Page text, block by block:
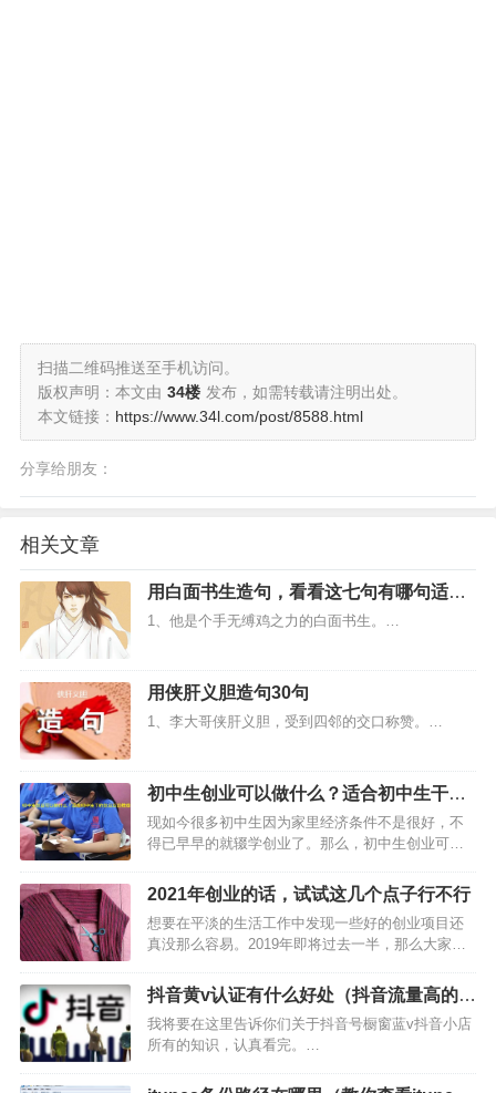
扫描二维码推送至手机访问。
版权声明：本文由 34楼 发布，如需转载请注明出处。
本文链接： https://www.34l.com/post/8588.html
分享给朋友：
相关文章
用白面书生造句，看看这七句有哪句适合
你？
1、他是个手无缚鸡之力的白面书生。…
用侠肝义胆造句30句
1、李大哥侠肝义胆，受到四邻的交口称赞。…
初中生创业可以做什么？适合初中生干的
创业项目推荐
现如今很多初中生因为家里经济条件不是很好，不
得已早早的就辍学创业了。那么，初中生创业可以
不知道该做什么好，接下来小编就给大家推荐几种
适合初中生干的创业项目，想创业挣钱的初中生朋
友好好看下吧。…
2021年创业的话，试试这几个点子行不行
想要在平淡的生活工作中发现一些好的创业项目还
真没那么容易。2019年即将过去一半，那么大家有
市场前景以及利润可观呢？下面跟随快马小编一起
来看看吧。说不定能够激发你的创业灵感！…
抖音黄v认证有什么好处（抖音流量高的是
蓝v和黄v）
我将要在这里告诉你们关于抖音号橱窗蓝v抖音小店
所有的知识，认真看完。…